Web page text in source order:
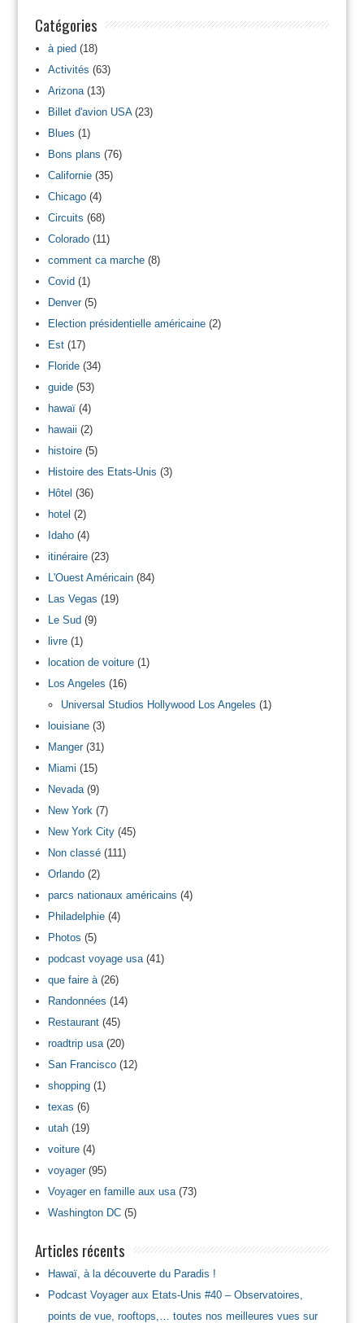
Catégories
à pied (18)
Activités (63)
Arizona(13)
Billet d'avion USA(23)
Blues (1)
Bons plans (76)
Californie(35)
Chicago(4)
Circuits (68)
Colorado(11)
comment ca marche(8)
Covid (1)
Denver(5)
Election présidentielle américaine(2)
Est(17)
Floride(34)
guide(53)
hawaï(4)
hawaii (2)
histoire(5)
Histoire des Etats-Unis (3)
Hôtel (36)
hotel (2)
Idaho(4)
itinéraire(23)
L'Ouest Américain(84)
Las Vegas (19)
Le Sud (9)
livre(1)
location de voiture(1)
Los Angeles (16)
Universal Studios Hollywood Los Angeles (1)
louisiane(3)
Manger(31)
Miami (15)
Nevada(9)
New York(7)
New York City(45)
Non classé(111)
Orlando(2)
parcs nationaux américains (4)
Philadelphie(4)
Photos (5)
podcast voyage usa(41)
que faire à(26)
Randonnées (14)
Restaurant(45)
roadtrip usa(20)
San Francisco(12)
shopping(1)
texas (6)
utah(19)
voiture(4)
voyager(95)
Voyager en famille aux usa(73)
Washington DC(5)
Articles récents
Hawaï, à la découverte du Paradis !
Podcast Voyager aux Etats-Unis #40 – Observatoires,
points de vue, rooftops,… toutes nos meilleures vues sur